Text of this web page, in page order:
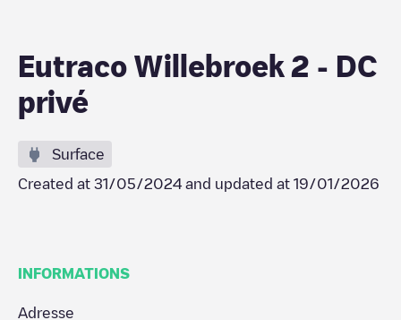
Eutraco Willebroek 2 - DC
privé
Surface
Created at 31/05/2024 and updated at 19/01/2026
INFORMATIONS
Adresse